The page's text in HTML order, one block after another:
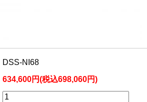
DSS-NI68
634,600円(税込698,060円)